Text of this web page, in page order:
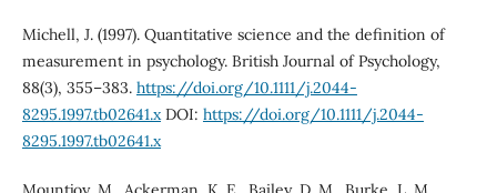
Michell, J. (1997). Quantitative science and the definition of
measurement in psychology. British Journal of Psychology,
88(3), 355–383. https://doi.org/10.1111/j.2044-
8295.1997.tb02641.xDOI: https://doi.org/10.1111/j.2044-
8295.1997.tb02641.x